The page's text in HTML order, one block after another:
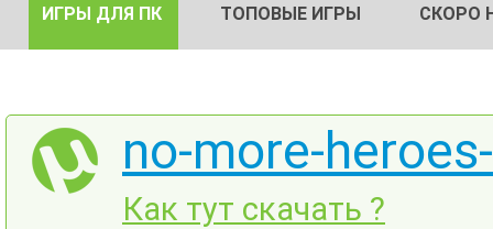
ИГРЫ ДЛЯ ПК ТОПОВЫЕ ИГРЫ СКОРО
no-more-
Как тут скачать ?